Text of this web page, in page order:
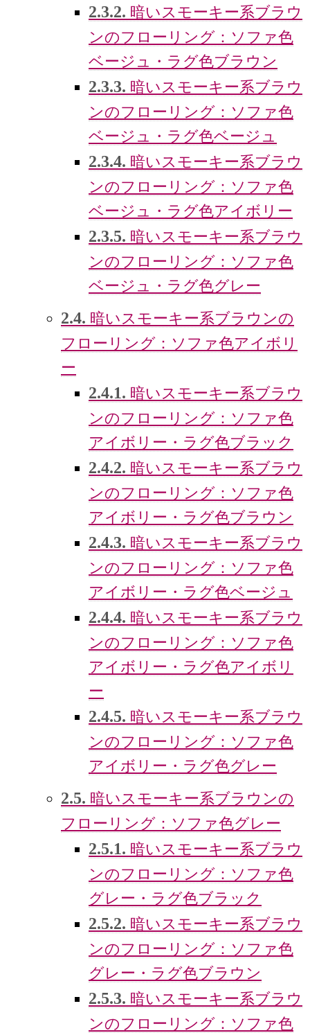
2.3.2. 暗いスモーキー系ブラウ
ンのフローリング：ソファ色
ベージュ・ラグ色ブラウン
2.3.3. 暗いスモーキー系ブラウ
ンのフローリング：ソファ色
ベージュ・ラグ色ベージュ
2.3.4. 暗いスモーキー系ブラウ
ンのフローリング：ソファ色
ベージュ・ラグ色アイボリー
2.3.5. 暗いスモーキー系ブラウ
ンのフローリング：ソファ色
ベージュ・ラグ色グレー
2.4. 暗いスモーキー系ブラウンの
フローリング：ソファ色アイボリ
ー
2.4.1. 暗いスモーキー系ブラウ
ンのフローリング：ソファ色
アイボリー・ラグ色ブラック
2.4.2. 暗いスモーキー系ブラウ
ンのフローリング：ソファ色
アイボリー・ラグ色ブラウン
2.4.3. 暗いスモーキー系ブラウ
ンのフローリング：ソファ色
アイボリー・ラグ色ベージュ
2.4.4. 暗いスモーキー系ブラウ
ンのフローリング：ソファ色
アイボリー・ラグ色アイボリ
ー
2.4.5. 暗いスモーキー系ブラウ
ンのフローリング：ソファ色
アイボリー・ラグ色グレー
2.5. 暗いスモーキー系ブラウンの
フローリング：ソファ色グレー
2.5.1. 暗いスモーキー系ブラウ
ンのフローリング：ソファ色
グレー・ラグ色ブラック
2.5.2. 暗いスモーキー系ブラウ
ンのフローリング：ソファ色
グレー・ラグ色ブラウン
2.5.3. 暗いスモーキー系ブラウ
ンのフローリング：ソファ色